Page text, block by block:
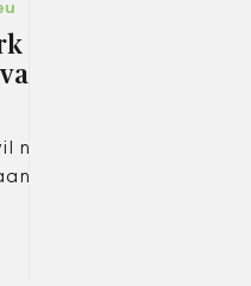
weigert
de
niet
de